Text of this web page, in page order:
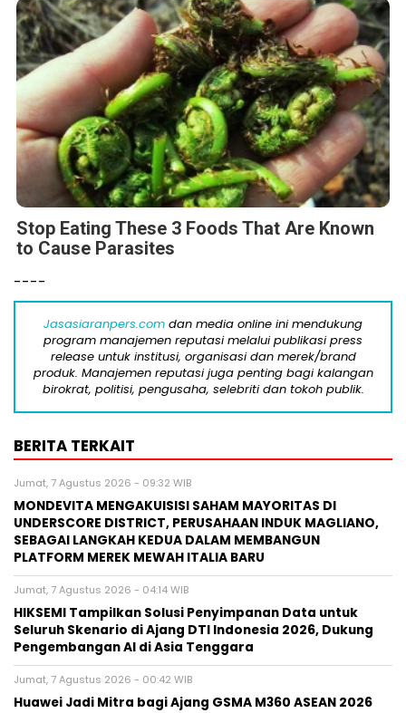
Stop Eating These 3 Foods That Are Known
to Cause Parasites
----
Jasasiaranpers.com dan media online ini mendukung
program manajemen reputasi melalui publikasi press
release untuk institusi, organisasi dan merek/brand
produk. Manajemen reputasi juga penting bagi kalangan
birokrat, politisi, pengusaha, selebriti dan tokoh publik.
BERITA TERKAIT
Jumat, 7 Agustus 2026 - 09:32 WIB
MONDEVITA MENGAKUISISI SAHAM MAYORITAS DI
UNDERSCORE DISTRICT, PERUSAHAAN INDUK MAGLIANO,
SEBAGAI LANGKAH KEDUA DALAM MEMBANGUN
PLATFORM MEREK MEWAH ITALIA BARU
Jumat, 7 Agustus 2026 - 04:14 WIB
HIKSEMI Tampilkan Solusi Penyimpanan Data untuk
Seluruh Skenario di Ajang DTI Indonesia 2026, Dukung
Pengembangan AI di Asia Tenggara
Jumat, 7 Agustus 2026 - 00:42 WIB
Huawei Jadi Mitra bagi Ajang GSMA M360 ASEAN 2026